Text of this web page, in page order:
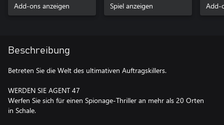
Add-ons anzeigen
Spiel anzeigen
Add-
Beschreibung
Betreten Sie die Welt des ultimativen Auftragskillers.
WERDEN SIE AGENT 47
Werfen Sie sich für einen Spionage-Thriller an mehr als 20 Orten
in Schale.